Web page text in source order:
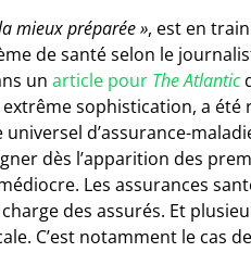
mieux préparée », est en
de santé selon le
un article pour The Atlantic
sophistication, a
d’assurance-
dès l’apparition des
Les assurances
des assurés. Et
C’est notamment le cas